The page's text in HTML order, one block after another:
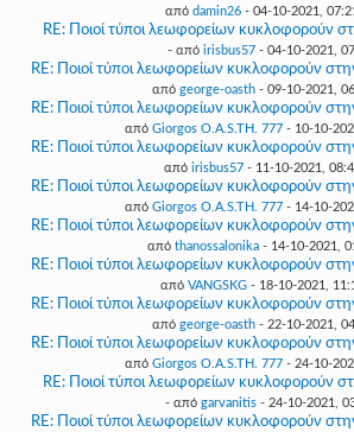
από damin26 - 04-10-2021,
RE: Ποιοί τύποι λεωφορείων κυκλοφορούν
- από irisbus57- 04-10-2021,
RE: Ποιοί τύποι λεωφορείων κυκλοφορούν
από george-oasth- 09-10-2021,
RE: Ποιοί τύποι λεωφορείων κυκλοφορούν
από Giorgos O.A.S.TH. 777- 10-10-
RE: Ποιοί τύποι λεωφορείων κυκλοφορούν
από irisbus57- 11-10-2021,
RE: Ποιοί τύποι λεωφορείων κυκλοφορούν
από Giorgos O.A.S.TH. 777- 14-10-
RE: Ποιοί τύποι λεωφορείων κυκλοφορούν
από thanossalonika - 14-10-2021,
RE: Ποιοί τύποι λεωφορείων κυκλοφορούν
από VANGSKG- 18-10-2021,
RE: Ποιοί τύποι λεωφορείων κυκλοφορούν
από george-oasth- 22-10-2021,
RE: Ποιοί τύποι λεωφορείων κυκλοφορούν
από Giorgos O.A.S.TH. 777- 24-10-
RE: Ποιοί τύποι λεωφορείων κυκλοφορούν
- από garvanitis - 24-10-2021,
RE: Ποιοί τύποι λεωφορείων κυκλοφορούν